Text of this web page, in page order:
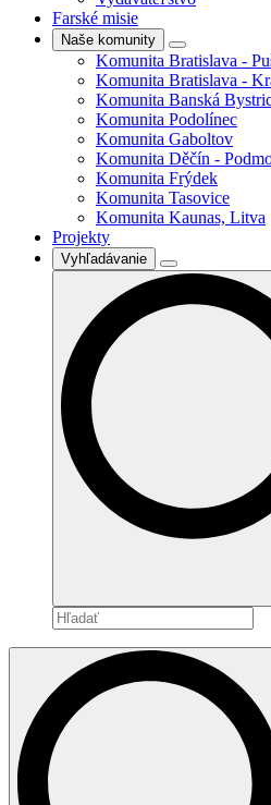
Farské misie
Naše komunity
Komunita Bratislava -
Komunita Bratislava -
Komunita Banská
Komunita Podolínec
Komunita Gaboltov
Komunita Děčín -
Komunita Frýdek
Komunita Tasovice
Komunita Kaunas, Litva
Projekty
Vyhľadávanie